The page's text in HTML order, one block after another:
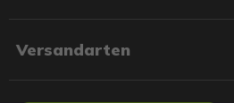
Versandarten